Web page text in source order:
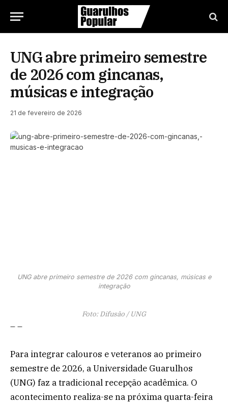
UNG abre primeiro semestre
de 2026 com gincanas,
músicas e integração
21 de fevereiro de 2026
UNG abre primeiro semestre de 2026 com gincanas, músicas e
integração
Foto: Difusão / UNG
– –
Para integrar calouros e veteranos ao primeiro
semestre de 2026, a Universidade Guarulhos
(UNG) faz a tradicional recepção acadêmica. O
acontecimento realiza-se na próxima quarta-feira